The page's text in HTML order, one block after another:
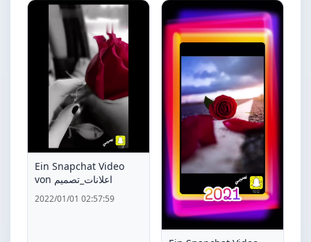
Ein Snapchat Video
von اعلانات_تصميم
2022/01/01 02:57:59